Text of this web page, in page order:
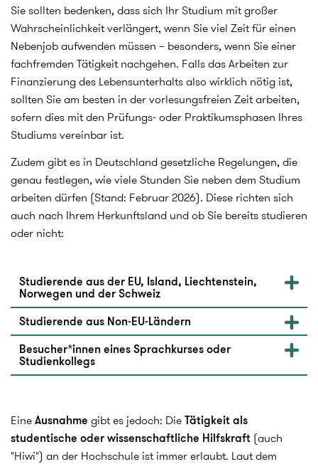
Sie sollten bedenken, dass sich Ihr Studium mit großer
Wahrscheinlichkeit verlängert, wenn Sie viel Zeit für einen
Nebenjob aufwenden müssen – besonders, wenn Sie einer
fachfremden Tätigkeit nachgehen. Falls das Arbeiten zur
Finanzierung des Lebensunterhalts also wirklich nötig ist,
sollten Sie am besten in der vorlesungsfreien Zeit arbeiten,
sofern dies mit den Prüfungs- oder Praktikumsphasen Ihres
Studiums vereinbar ist.
Zudem gibt es in Deutschland gesetzliche Regelungen, die
genau festlegen, wie viele Stunden Sie neben dem Studium
arbeiten dürfen (Stand: Februar 2026). Diese richten sich
auch nach Ihrem Herkunftsland und ob Sie bereits studieren
oder nicht:
Studierende aus der EU, Island, Liechtenstein,
Norwegen und der Schweiz
Studierende aus Non-EU-Ländern
Besucher*innen eines Sprachkurses oder
Studienkollegs
EineAusnahme gibt es jedoch: DieTätigkeit als
studentische oder wissenschaftliche Hilfskraft (auch
"Hiwi") an der Hochschule ist immer erlaubt. Laut dem